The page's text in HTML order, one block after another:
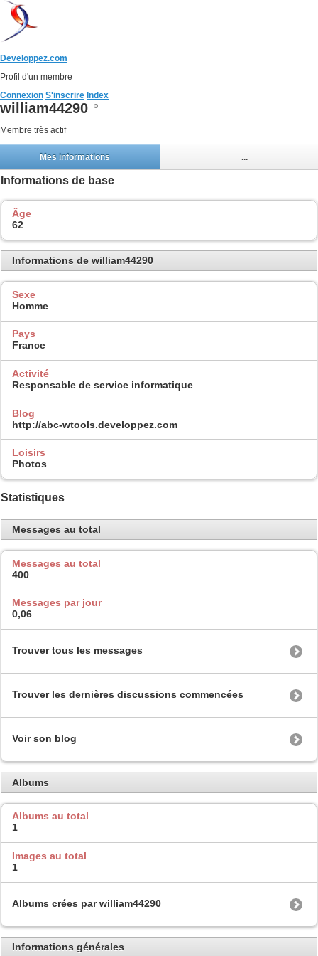
Developpez.com
Profil d'un membre
Connexion S'inscrire Index
william44290
Membre très actif
Mes informations ...
Informations de base
Âge
62
Informations de william44290
Sexe
Homme
Pays
France
Activité
Responsable de service informatique
Blog
http://abc-wtools.developpez.com
Loisirs
Photos
Statistiques
Messages au total
Messages au total
400
Messages par jour
0,06
Trouver tous les messages
Trouver les dernières discussions commencées
Voir son blog
Albums
Albums au total
1
Images au total
1
Albums crées par william44290
Informations générales